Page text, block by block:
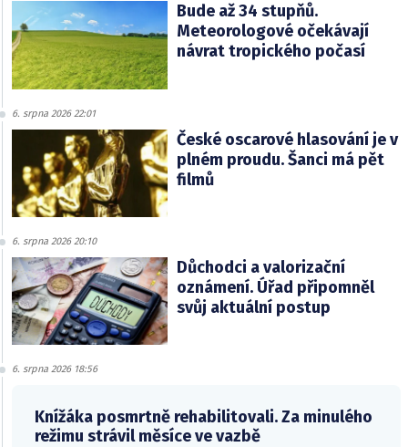
Bude až 34 stupňů.
Meteorologové očekávají
návrat tropického počasí
6. srpna 2026 22:01
České oscarové hlasování je v
plném proudu. Šanci má pět
filmů
6. srpna 2026 20:10
Důchodci a valorizační
oznámení. Úřad připomněl
svůj aktuální postup
6. srpna 2026 18:56
Knížáka posmrtně rehabilitovali. Za minulého
režimu strávil měsíce ve vazbě